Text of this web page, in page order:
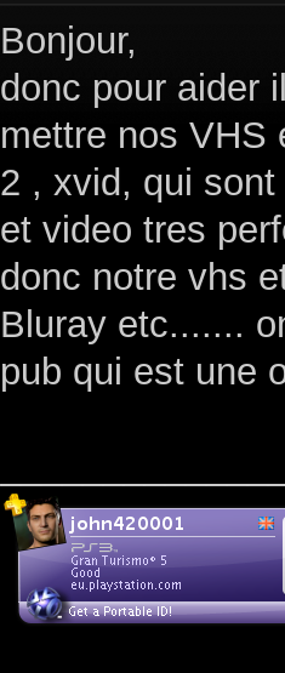
Bonjour,
donc pour aider
mettre nos VHS
2 , xvid, qui
et video tres
donc notre vhs
Bluray etc.......
pub qui est une